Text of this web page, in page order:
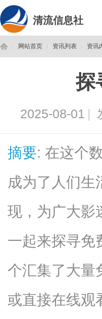
清流信息社
网站首页 资讯列表
›
资讯
探
2025-08-01 |
摘要: 在这个
成为了人们生
现，为广大影
一起来探寻免
个汇集了大量
或直接在线观